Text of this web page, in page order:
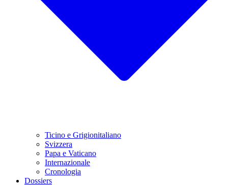
Ticino e Grigionitaliano
Svizzera
Papa e Vaticano
Internazionale
Cronologia
Dossiers